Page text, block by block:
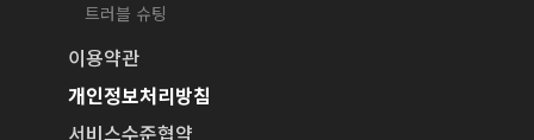
트러블 슈팅
이용약관
개인정보처리방침
서비스수준협약